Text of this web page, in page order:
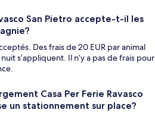
San Pietro accepte-t-il les
Des frais de 20 EUR par animal
s’appliquent. Il n’y a pas de frais pour
Casa Per Ferie Ravasco
un stationnement sur place?